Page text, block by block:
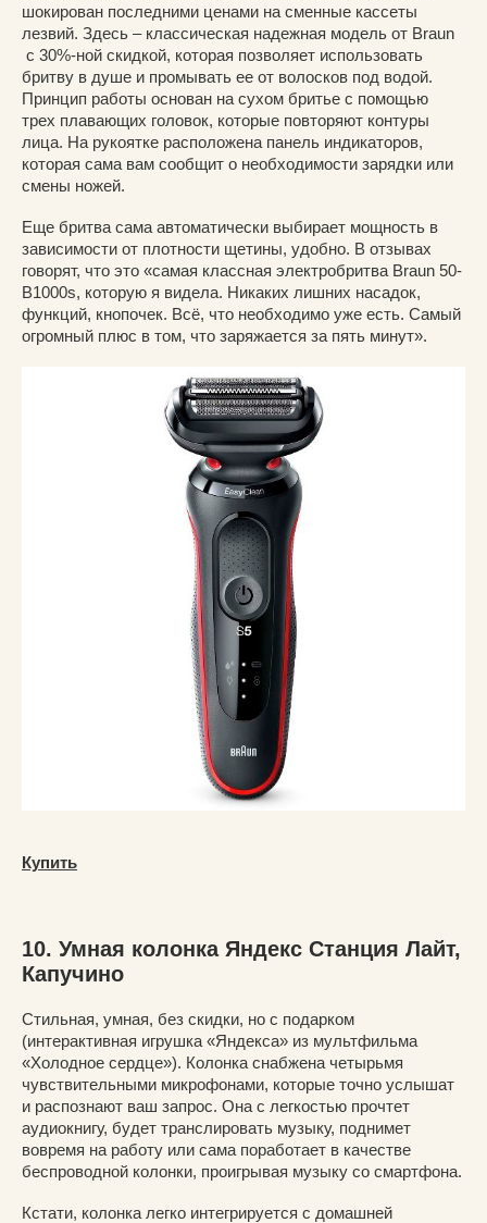
шокирован последними ценами на сменные кассеты
лезвий. Здесь – классическая надежная модель от Braun
с 30%-ной скидкой, которая позволяет использовать
бритву в душе и промывать ее от волосков под водой.
Принцип работы основан на сухом бритье с помощью
трех плавающих головок, которые повторяют контуры
лица. На рукоятке расположена панель индикаторов,
которая сама вам сообщит о необходимости зарядки или
смены ножей.
Еще бритва сама автоматически выбирает мощность в
зависимости от плотности щетины, удобно. В отзывах
говорят, что это «самая классная электробритва Braun 50-
B1000s, которую я видела. Никаких лишних насадок,
функций, кнопочек. Всё, что необходимо уже есть. Самый
огромный плюс в том, что заряжается за пять минут».
Купить
10. Умная колонка Яндекс Станция Лайт,
Капучино
Стильная, умная, без скидки, но с подарком
(интерактивная игрушка «Яндекса» из мультфильма
«Холодное сердце»). Колонка снабжена четырьмя
чувствительными микрофонами, которые точно услышат
и распознают ваш запрос. Она с легкостью прочтет
аудиокнигу, будет транслировать музыку, поднимет
вовремя на работу или сама поработает в качестве
беспроводной колонки, проигрывая музыку со смартфона.
Кстати, колонка легко интегрируется с домашней